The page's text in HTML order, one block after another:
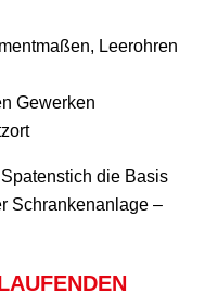
Leerohren
Gewerken
die Basis
Schrankenanlage –